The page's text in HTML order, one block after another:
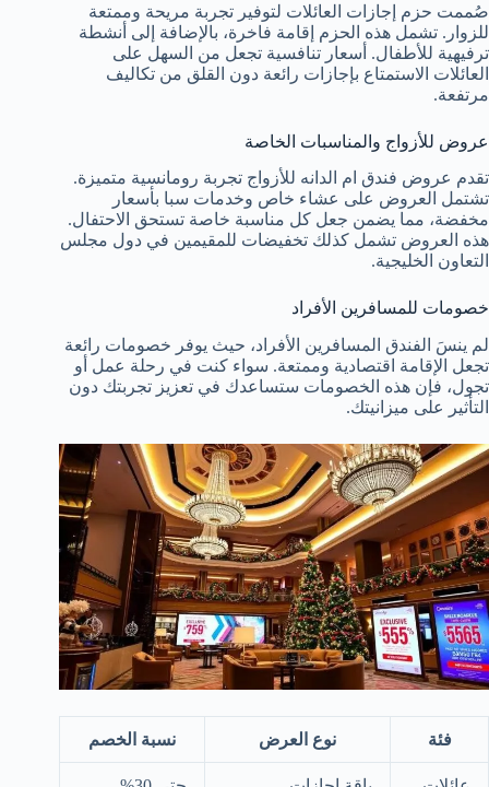
صُممت حزم إجازات العائلات لتوفير تجربة مريحة وممتعة
للزوار. تشمل هذه الحزم إقامة فاخرة، بالإضافة إلى أنشطة
ترفيهية للأطفال. أسعار تنافسية تجعل من السهل على
العائلات الاستمتاع بإجازات رائعة دون القلق من تكاليف
مرتفعة.
عروض للأزواج والمناسبات الخاصة
تقدم عروض فندق ام الدانه للأزواج تجربة رومانسية متميزة.
تشتمل العروض على عشاء خاص وخدمات سبا بأسعار
مخفضة، مما يضمن جعل كل مناسبة خاصة تستحق الاحتفال.
هذه العروض تشمل كذلك تخفيضات للمقيمين في دول مجلس
التعاون الخليجية.
خصومات للمسافرين الأفراد
لم ينسَ الفندق المسافرين الأفراد، حيث يوفر خصومات رائعة
تجعل الإقامة اقتصادية وممتعة. سواء كنت في رحلة عمل أو
تجول، فإن هذه الخصومات ستساعدك في تعزيز تجربتك دون
التأثير على ميزانيتك.
فئة نوع العرض نسبة الخصم